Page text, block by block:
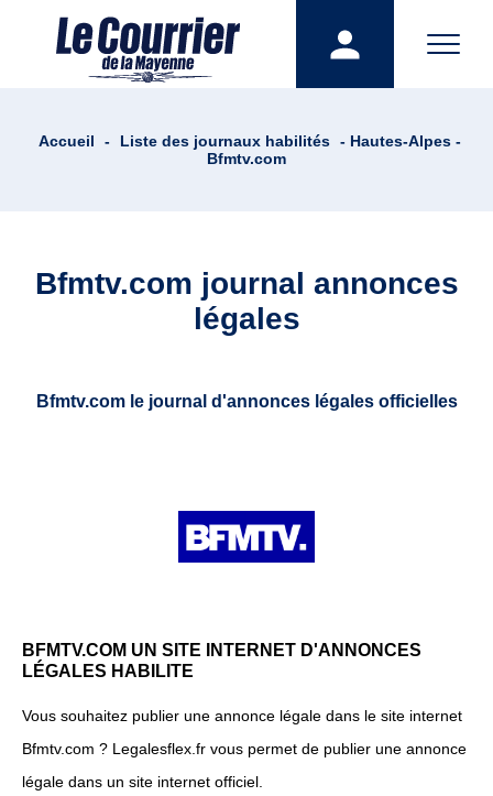
Accueil - Liste des journaux habilités - Hautes-Alpes -
Bfmtv.com
Bfmtv.com journal annonces
légales
Bfmtv.com le journal d'annonces légales officielles
BFMTV.COM UN SITE INTERNET D'ANNONCES
LÉGALES HABILITE
Vous souhaitez publier une annonce légale dans le site internet
Bfmtv.com ? Legalesflex.fr vous permet de publier une annonce
légale dans un site internet officiel.